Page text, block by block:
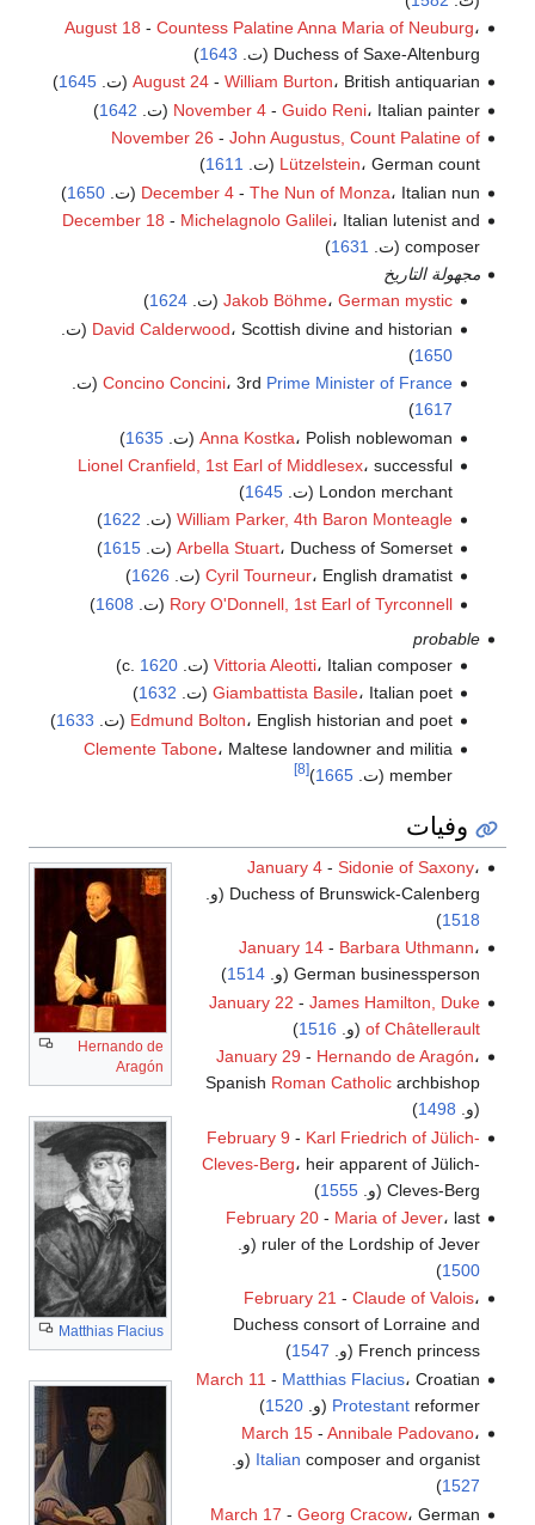
August 18 - Countess Palatine Anna Maria of Neuburg،
Duchess of Saxe-Altenburg (ت.
1643
)
August 24- William Burton، British antiquarian (ت. 1645
)
November 4- Guido Reni، Italian painter (ت. 1642
)
November 26 - John Augustus, Count Palatine of
Lützelstein، German count (ت. 1611
)
December 4- The Nun of Monza، Italian nun (ت. 1650
)
December 18 - Michelagnolo Galilei، Italian lutenist and
composer (ت.
1631
)
مجهولة التاريخ
Jakob Böhme،German mystic (ت. 1624
)
David Calderwood، Scottish divine and historian (ت.
1650
)
Concino Concini، 3rd Prime Minister of France
(ت.
1617
)
Anna Kostka، Polish noblewoman (ت. 1635
)
Lionel Cranfield, 1st Earl of Middlesex، successful
London merchant (ت.
1645
)
William Parker, 4th Baron Monteagle(ت. 1622
)
Arbella Stuart، Duchess of Somerset (ت. 1615
)
Cyril Tourneur، English dramatist (ت. 1626
)
Rory O'Donnell, 1st Earl of Tyrconnell (ت. 1608
)
probable
Vittoria Aleotti، Italian composer (ت. c. 1620
)
Giambattista Basile، Italian poet (ت. 1632
)
Edmund Bolton، English historian and poet (ت. 1633
)
Clemente Tabone، Maltese landowner and militia
member (ت.
1665
)
[8]
وفيات
Hernando de
Aragón
Matthias Flacius
January 4- Sidonie of Saxony،
Duchess of Brunswick-Calenberg (و.
1518
)
January 14- Barbara Uthmann،
German businessperson (و.
1514
)
January 22 - James Hamilton, Duke
of Châtellerault (و. 1516
)
January 29 - Hernando de Aragón،
Spanish Roman Catholicarchbishop
(و. 1498
)
February 9 - Karl Friedrich of Jülich-
Cleves-Berg، heir apparent of Jülich-
Cleves-Berg (و.
1555
)
February 20- Maria of Jever، last
ruler of the Lordship of Jever (و.
1500
)
February 21 - Claude of Valois،
Duchess consort of Lorraine and
French princess (و.
1547
)
March 11 - Matthias Flacius، Croatian
Protestantreformer (و. 1520
)
March 15- Annibale Padovano،
Italian composer and organist (و.
1527
)
March 17 - Georg Cracow، German